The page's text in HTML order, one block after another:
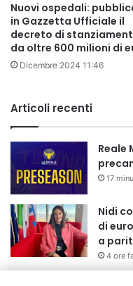
Nuovi ospedali:
in Gazzetta Ufficiale il
decreto di
da oltre 600 milioni di
Dicembre 2024 11:46
Articoli recenti
Reale
17
Nidi
di
a
4 ore